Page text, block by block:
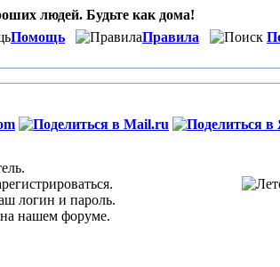
людей. Будьте как дома!
Помощь Правила
логин и пароль.
нашем форуме.